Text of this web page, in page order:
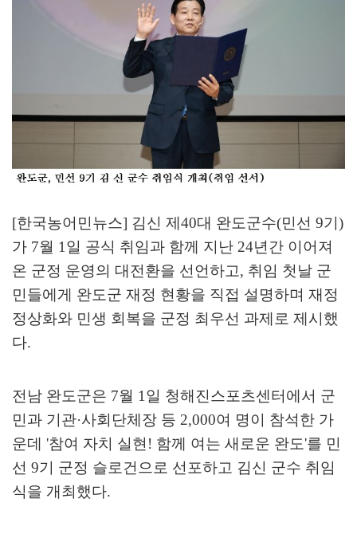
[한국농어민뉴스] 김신 제 40대 완도군수(민선 9기 )
가 7월 1 일 공식 취임과 함께 지난 24년간 이어져
온 군정 운영의 대전환을 선언하고, 취임 첫날 군
민들에게 완도군 재정 현황을 직접 설명하며 재정
정상화와 민생 회복을 군정 최우선 과제로 제시했
다.
전남 완도군은 7월 1 일 청해진스포츠센터에서 군
민과 기관·사회단체장 등 2,000여 명이 참석한 가
운데 '참여 자치 실현 ! 함께 여는 새로운 완도'를 민
선 9기 군정 슬로건으로 선포하고 김신 군수 취임
식을 개최했다.